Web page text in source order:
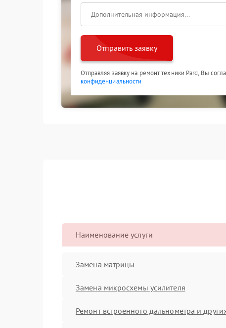
Отправить заявку
Отправляя заявку на ремонт техники Pard, Вы
конфиденциальности
Наименование услуги
Замена матрицы
Замена микросхемы усилителя
Ремонт встроенного дальнометра и